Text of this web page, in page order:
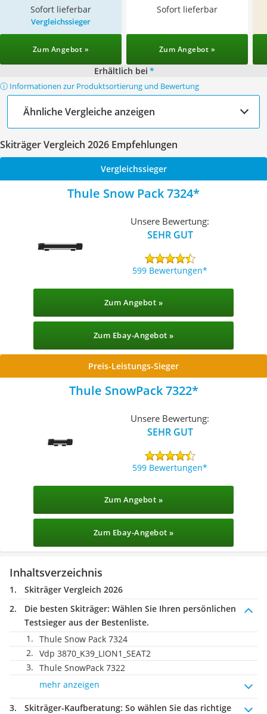
Sofort lieferbar Sofort lieferbar
Vergleichssieger
Zum Angebot » Zum Angebot »
Erhältlich bei *
ⓘ Informationen zur Produktsortierung und Bewertung
Ähnliche Vergleiche anzeigen
Skiträger Vergleich 2026 Empfehlungen
Vergleichssieger
Thule Snow Pack 7324
Unsere Bewertung:
SEHR GUT
599 Bewertungen
Zum Angebot »
Zum Ebay-Angebot »
Preis-Leistungs-Sieger
Thule SnowPack 7322
Unsere Bewertung:
SEHR GUT
599 Bewertungen
Zum Angebot »
Zum Ebay-Angebot »
Inhaltsverzeichnis
Skiträger Vergleich 2026
Die besten Skiträger: Wählen Sie Ihren persönlichen
Testsieger aus der Bestenliste.
Thule Snow Pack 7324
Vdp 3870_K39_LION1_SEAT2
Thule SnowPack 7322
mehr anzeigen
Skiträger-Kaufberatung: So wählen Sie das richtige